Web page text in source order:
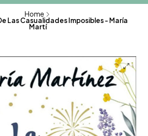
Home
Las Casualidades Imposibles - María
Martí